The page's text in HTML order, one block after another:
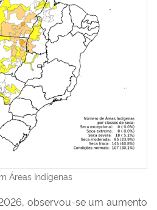
Áreas Indígenas
observou-se um aumento